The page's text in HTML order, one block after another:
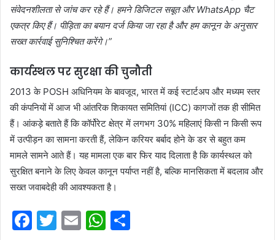
संवेदनशीलता से जांच कर रहे हैं। हमने डिजिटल सबूत और WhatsApp चैट
एकत्र किए हैं। पीड़िता का बयान दर्ज किया जा रहा है और हम कानून के अनुसार
सख्त कार्रवाई सुनिश्चित करेंगे।”
कार्यस्थल पर सुरक्षा की चुनौती
2013 के POSH अधिनियम के बावजूद, भारत में कई स्टार्टअप और मध्यम स्तर
की कंपनियों में आज भी आंतरिक शिकायत समितियां (ICC) कागजों तक ही सीमित
हैं। आंकड़े बताते हैं कि कॉर्पोरेट क्षेत्र में लगभग 30% महिलाएं किसी न किसी रूप
में उत्पीड़न का सामना करती हैं, लेकिन करियर बर्बाद होने के डर से बहुत कम
मामले सामने आते हैं। यह मामला एक बार फिर याद दिलाता है कि कार्यस्थल को
सुरक्षित बनाने के लिए केवल कानून पर्याप्त नहीं है, बल्कि मानसिकता में बदलाव और
सख्त जवाबदेही की आवश्यकता है।
F
T
E
W